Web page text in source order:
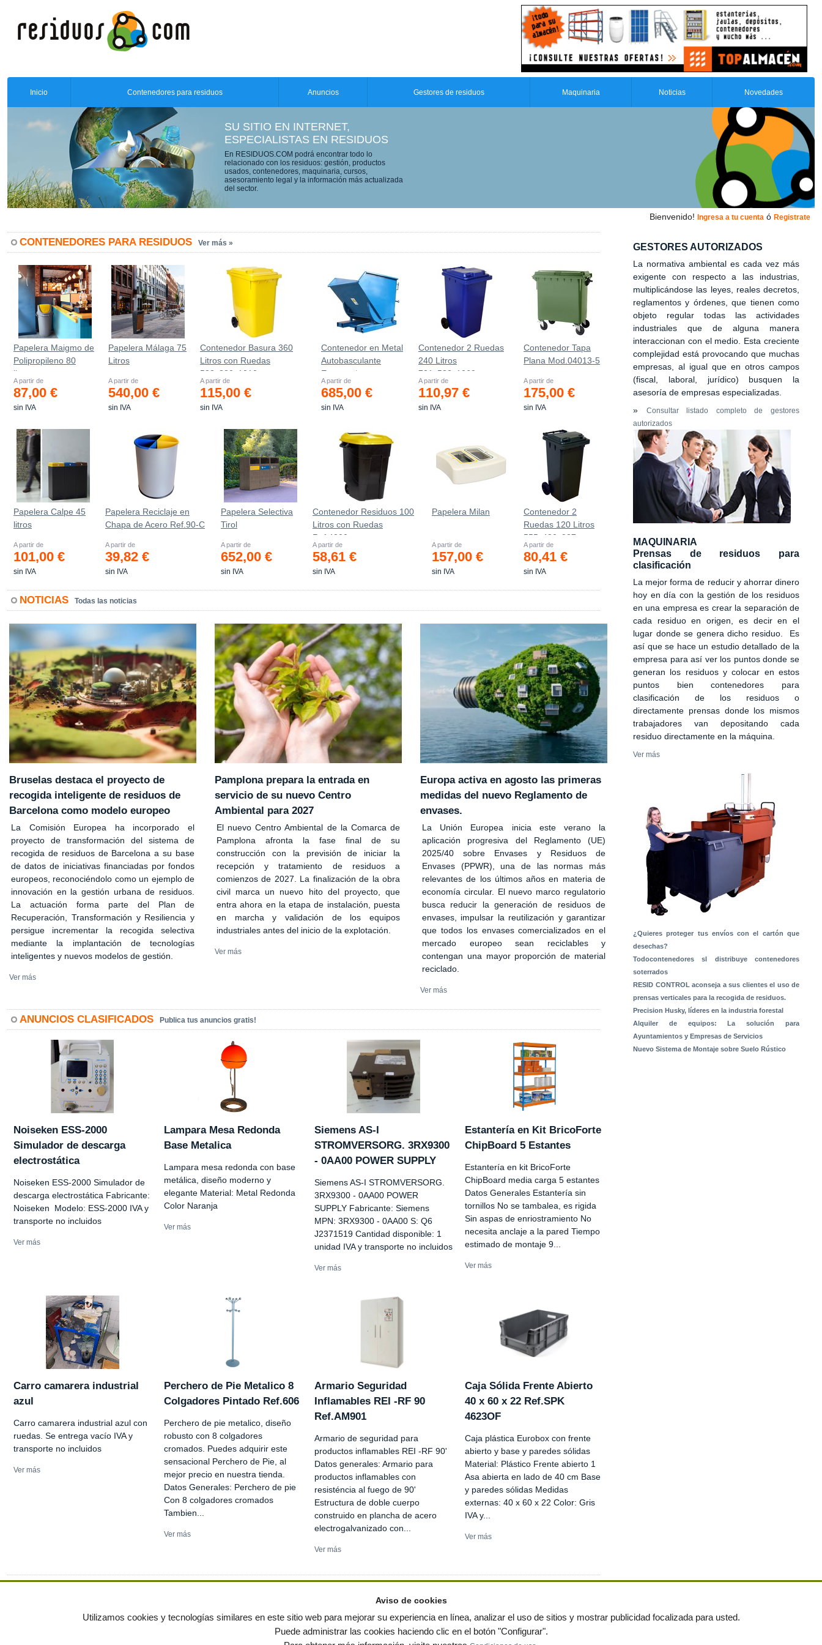
Inicio Contenedores para residuos Anuncios Gestores de residuos Maquinaria Noticias Novedades
SU SITIO EN INTERNET,
ESPECIALISTAS EN RESIDUOS
En RESIDUOS.COM podrá encontrar todo lo
relacionado con los residuos: gestión, productos
usados, contenedores, maquinaria, cursos,
asesoramiento legal y la información más actualizada
del sector.
Bienvenido! Ingresa a tu cuenta ó Registrate
CONTENEDORES PARA RESIDUOS Ver más »
Papelera Maigmo de
Polipropileno 80
litros
A partir de
87,00 €
sin IVA
Papelera Málaga 75
Litros
A partir de
540,00 €
sin IVA
Contenedor Basura 360
Litros con Ruedas
583x880x1010 mm
A partir de
115,00 €
sin IVA
Contenedor en Metal
Autobasculante
Estanco *
A partir de
685,00 €
sin IVA
Contenedor 2 Ruedas
240 Litros
721х582х1069mm
A partir de
110,97 €
sin IVA
Contenedor Tapa
Plana Mod.04013-5
A partir de
175,00 €
sin IVA
Papelera Calpe 45
litros
A partir de
101,00 €
sin IVA
Papelera Reciclaje en
Chapa de Acero Ref.90-C
A partir de
39,82 €
sin IVA
Papelera Selectiva
Tirol
A partir de
652,00 €
sin IVA
Contenedor Residuos 100
Litros con Ruedas
Ref.4200
A partir de
58,61 €
sin IVA
Papelera Milan
A partir de
157,00 €
sin IVA
Contenedor 2
Ruedas 120 Litros
555х480х937mm
A partir de
80,41 €
sin IVA
NOTICIAS Todas las noticias
Bruselas destaca el proyecto de
recogida inteligente de residuos de
Barcelona como modelo europeo
La Comisión Europea ha incorporado el
proyecto de transformación del sistema de
recogida de residuos de Barcelona a su base
de datos de iniciativas financiadas por fondos
europeos, reconociéndolo como un ejemplo de
innovación en la gestión urbana de residuos.
La actuación forma parte del Plan de
Recuperación, Transformación y Resiliencia y
persigue incrementar la recogida selectiva
mediante la implantación de tecnologías
inteligentes y nuevos modelos de gestión.
Ver más
Pamplona prepara la entrada en
servicio de su nuevo Centro
Ambiental para 2027
El nuevo Centro Ambiental de la Comarca de
Pamplona afronta la fase final de su
construcción con la previsión de iniciar la
recepción y tratamiento de residuos a
comienzos de 2027. La finalización de la obra
civil marca un nuevo hito del proyecto, que
entra ahora en la etapa de instalación, puesta
en marcha y validación de los equipos
industriales antes del inicio de la explotación.
Ver más
Europa activa en agosto las primeras
medidas del nuevo Reglamento de
envases.
La Unión Europea inicia este verano la
aplicación progresiva del Reglamento (UE)
2025/40 sobre Envases y Residuos de
Envases (PPWR), una de las normas más
relevantes de los últimos años en materia de
economía circular. El nuevo marco regulatorio
busca reducir la generación de residuos de
envases, impulsar la reutilización y garantizar
que todos los envases comercializados en el
mercado europeo sean reciclables y
contengan una mayor proporción de material
reciclado.
Ver más
ANUNCIOS CLASIFICADOS Publica tus anuncios gratis!
Noiseken ESS-2000
Simulador de descarga
electrostática
Noiseken ESS-2000 Simulador de
descarga electrostática Fabricante:
Noiseken Modelo: ESS-2000 IVA y
transporte no incluidos
Ver más
Lampara Mesa Redonda
Base Metalica
Lampara mesa redonda con base
metálica, diseño moderno y
elegante Material: Metal Redonda
Color Naranja
Ver más
Siemens AS-I
STROMVERSORG. 3RX9300
- 0AA00 POWER SUPPLY
Siemens AS-I STROMVERSORG.
3RX9300 - 0AA00 POWER
SUPPLY Fabricante: Siemens
MPN: 3RX9300 - 0AA00 S: Q6
J2371519 Cantidad disponible: 1
unidad IVA y transporte no incluidos
Ver más
Estantería en Kit BricoForte
ChipBoard 5 Estantes
Estantería en kit BricoForte
ChipBoard media carga 5 estantes
Datos Generales Estantería sin
tornillos No se tambalea, es rigida
Sin aspas de enriostramiento No
necesita anclaje a la pared Tiempo
estimado de montaje 9...
Ver más
Carro camarera industrial
azul
Carro camarera industrial azul con
ruedas. Se entrega vacío IVA y
transporte no incluidos
Ver más
Perchero de Pie Metalico 8
Colgadores Pintado Ref.606
Perchero de pie metalico, diseño
robusto con 8 colgadores
cromados. Puedes adquirir este
sensacional Perchero de Pie, al
mejor precio en nuestra tienda.
Datos Generales: Perchero de pie
Con 8 colgadores cromados
Tambien...
Ver más
Armario Seguridad
Inflamables REI -RF 90
Ref.AM901
Armario de seguridad para
productos inflamables REI -RF 90'
Datos generales: Armario para
productos inflamables con
resisténcia al fuego de 90'
Estructura de doble cuerpo
construido en plancha de acero
electrogalvanizado con...
Ver más
Caja Sólida Frente Abierto
40 x 60 x 22 Ref.SPK
4623OF
Caja plástica Eurobox con frente
abierto y base y paredes sólidas
Material: Plástico Frente abierto 1
Asa abierta en lado de 40 cm Base
y paredes sólidas Medidas
externas: 40 x 60 x 22 Color: Gris
IVA y...
Ver más
GESTORES AUTORIZADOS
La normativa ambiental es cada vez más
exigente con respecto a las industrias,
multiplicándose las leyes, reales decretos,
reglamentos y órdenes, que tienen como
objeto regular todas las actividades
industriales que de alguna manera
interaccionan con el medio. Esta creciente
complejidad está provocando que muchas
empresas, al igual que en otros campos
(fiscal, laboral, jurídico) busquen la
asesoría de empresas especializadas.
» Consultar listado completo de gestores
autorizados
MAQUINARIA
Prensas de residuos para
clasificación
La mejor forma de reducir y ahorrar dinero
hoy en día con la gestión de los residuos
en una empresa es crear la separación de
cada residuo en origen, es decir en el
lugar donde se genera dicho residuo. Es
así que se hace un estudio detallado de la
empresa para así ver los puntos donde se
generan los residuos y colocar en estos
puntos bien contenedores para
clasificación de los residuos o
directamente prensas donde los mismos
trabajadores van depositando cada
residuo directamente en la máquina.
Ver más
¿Quieres proteger tus envíos con el cartón que
desechas?
Todocontenedores sl distribuye contenedores
soterrados
RESID CONTROL aconseja a sus clientes el uso de
prensas verticales para la recogida de residuos.
Precision Husky, líderes en la industria forestal
Alquiler de equipos: La solución para
Ayuntamientos y Empresas de Servicios
Nuevo Sistema de Montaje sobre Suelo Rústico
© residuos.com - Todos los derechos reservados- Política de privacidad|Condiciones de uso| Contacto|Editores| Mapa web|Preguntas frecuentes
Aviso de cookies
Utilizamos cookies y tecnologías similares en este sitio web para mejorar su experiencia en línea, analizar el uso de sitios y mostrar publicidad focalizada para usted.
Puede administrar las cookies haciendo clic en el botón "Configurar".